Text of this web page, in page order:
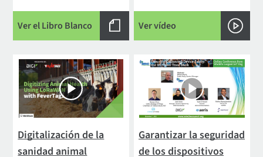
Ver el Libro Blanco Ver vídeo
Digitalización de la
sanidad animal
Garantizar la seguridad
de los dispositivos